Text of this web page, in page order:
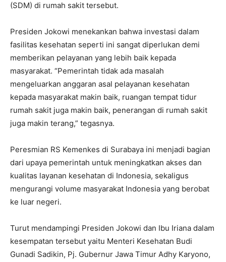
(SDM) di rumah sakit tersebut.
Presiden Jokowi menekankan bahwa investasi dalam
fasilitas kesehatan seperti ini sangat diperlukan demi
memberikan pelayanan yang lebih baik kepada
masyarakat. “Pemerintah tidak ada masalah
mengeluarkan anggaran asal pelayanan kesehatan
kepada masyarakat makin baik, ruangan tempat tidur
rumah sakit juga makin baik, penerangan di rumah sakit
juga makin terang,” tegasnya.
Peresmian RS Kemenkes di Surabaya ini menjadi bagian
dari upaya pemerintah untuk meningkatkan akses dan
kualitas layanan kesehatan di Indonesia, sekaligus
mengurangi volume masyarakat Indonesia yang berobat
ke luar negeri.
Turut mendampingi Presiden Jokowi dan Ibu Iriana dalam
kesempatan tersebut yaitu Menteri Kesehatan Budi
Gunadi Sadikin, Pj. Gubernur Jawa Timur Adhy Karyono,